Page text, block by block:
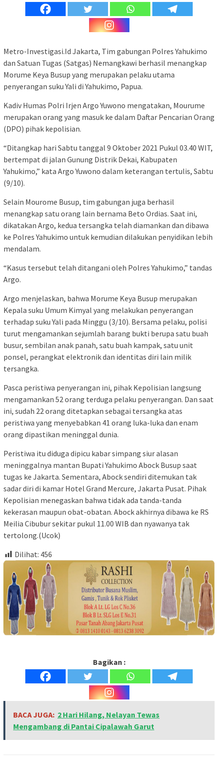
Metro-Investigasi.Id Jakarta, Tim gabungan Polres Yahukimo
dan Satuan Tugas (Satgas) Nemangkawi berhasil menangkap
Morume Keya Busup yang merupakan pelaku utama
penyerangan suku Yali di Yahukimo, Papua.
Kadiv Humas Polri Irjen Argo Yuwono mengatakan, Mourume
merupakan orang yang masuk ke dalam Daftar Pencarian Orang
(DPO) pihak kepolisian.
“Ditangkap hari Sabtu tanggal 9 Oktober 2021 Pukul 03.40 WIT,
bertempat di jalan Gunung Distrik Dekai, Kabupaten
Yahukimo,” kata Argo Yuwono dalam keterangan tertulis, Sabtu
(9/10).
Selain Mourome Busup, tim gabungan juga berhasil
menangkap satu orang lain bernama Beto Ordias. Saat ini,
dikatakan Argo, kedua tersangka telah diamankan dan dibawa
ke Polres Yahukimo untuk kemudian dilakukan penyidikan lebih
mendalam.
“Kasus tersebut telah ditangani oleh Polres Yahukimo,” tandas
Argo.
Argo menjelaskan, bahwa Morume Keya Busup merupakan
Kepala suku Umum Kimyal yang melakukan penyerangan
terhadap suku Yali pada Minggu (3/10). Bersama pelaku, polisi
turut mengamankan sejumlah barang bukti berupa satu buah
busur, sembilan anak panah, satu buah kampak, satu unit
ponsel, perangkat elektronik dan identitas diri lain milik
tersangka.
Pasca peristiwa penyerangan ini, pihak Kepolisian langsung
mengamankan 52 orang terduga pelaku penyerangan. Dan saat
ini, sudah 22 orang ditetapkan sebagai tersangka atas
peristiwa yang menyebabkan 41 orang luka-luka dan enam
orang dipastikan meninggal dunia.
Peristiwa itu diduga dipicu kabar simpang siur alasan
meninggalnya mantan Bupati Yahukimo Abock Busup saat
tugas ke Jakarta. Sementara, Abock sendiri ditemukan tak
sadar diri di kamar Hotel Grand Mercure, Jakarta Pusat. Pihak
Kepolisian menegaskan bahwa tidak ada tanda-tanda
kekerasan maupun obat-obatan. Abock akhirnya dibawa ke RS
Meilia Cibubur sekitar pukul 11.00 WIB dan nyawanya tak
tertolong.(Ucok)
Dilihat: 456
Bagikan :
BACA JUGA: 2 Hari Hilang, Nelayan Tewas
Mengambang di Pantai Cipalawah Garut